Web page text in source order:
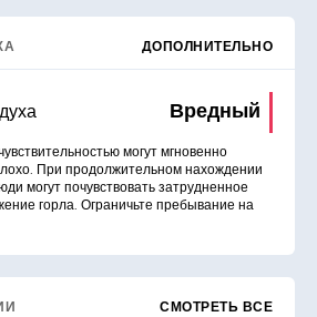
ДОПОЛНИТЕЛЬНО
Вредный
могут мгновенно
При продолжительном нахождении
могут почувствовать затрудненное
горла. Ограничьте пребывание на
СМОТРЕТЬ ВСЕ